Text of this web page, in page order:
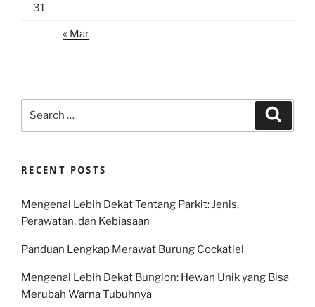
31
« Mar
RECENT POSTS
Mengenal Lebih Dekat Tentang Parkit: Jenis,
Perawatan, dan Kebiasaan
Panduan Lengkap Merawat Burung Cockatiel
Mengenal Lebih Dekat Bunglon: Hewan Unik yang Bisa
Merubah Warna Tubuhnya